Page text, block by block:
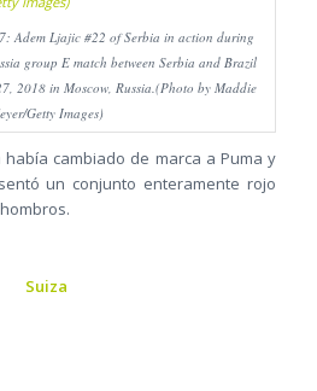
Adem Ljajic #22 of Serbia in action during
group E match between Serbia and Brazil
2018 in Moscow, Russia.(Photo by Maddie
Getty Images)
había cambiado de marca a Puma y
un conjunto enteramente rojo
Suiza